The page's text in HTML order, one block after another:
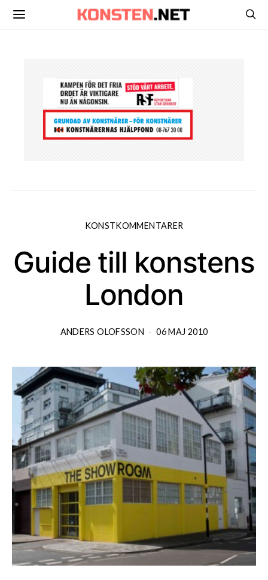
KONSTKOMMENTARER
Guide till konstens
London
ANDERS OLOFSSON 06 MAJ 2010